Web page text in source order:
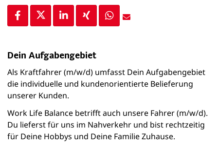
Dein Aufgabengebiet
Als Kraftfahrer (m/w/d) umfasst Dein Aufgabengebiet
die individuelle und kundenorientierte Belieferung
unserer Kunden.
Work Life Balance betrifft auch unsere Fahrer (m/w/d).
Du lieferst für uns im Nahverkehr und bist rechtzeitig
für Deine Hobbys und Deine Familie Zuhause.